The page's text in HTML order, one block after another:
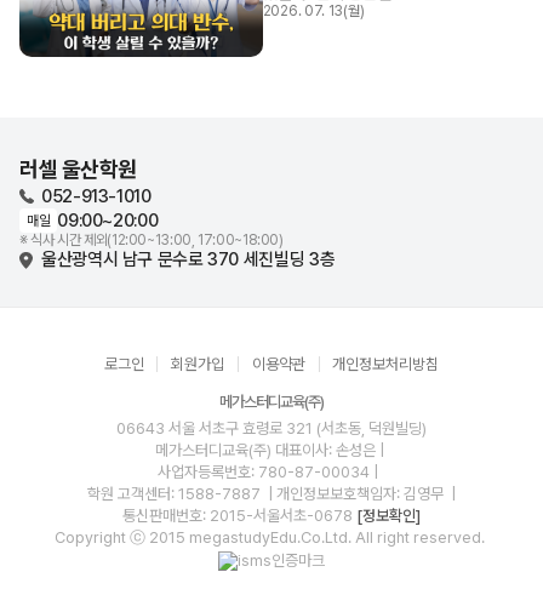
2026. 07. 13(월)
러셀 울산학원
052-913-1010
매일 09:00~20:00
※ 식사 시간 제외(12:00~13:00, 17:00~18:00)
울산광역시 남구 문수로 370 세진빌딩 3층
로그인 회원가입 이용약관 개인정보처리방침
메가스터디교육(주)
06643 서울 서초구 효령로 321 (서초동, 덕원빌딩)
메가스터디교육(주) 대표이사: 손성은 |
사업자등록번호: 780-87-00034
학원 고객센터: 1588-7887
| 개인정보보호책임자: 김영무
통신판매번호: 2015-서울서초-0678 [정보확인]
Copyright ⓒ 2015 megastudyEdu.Co.Ltd. All right reserved.